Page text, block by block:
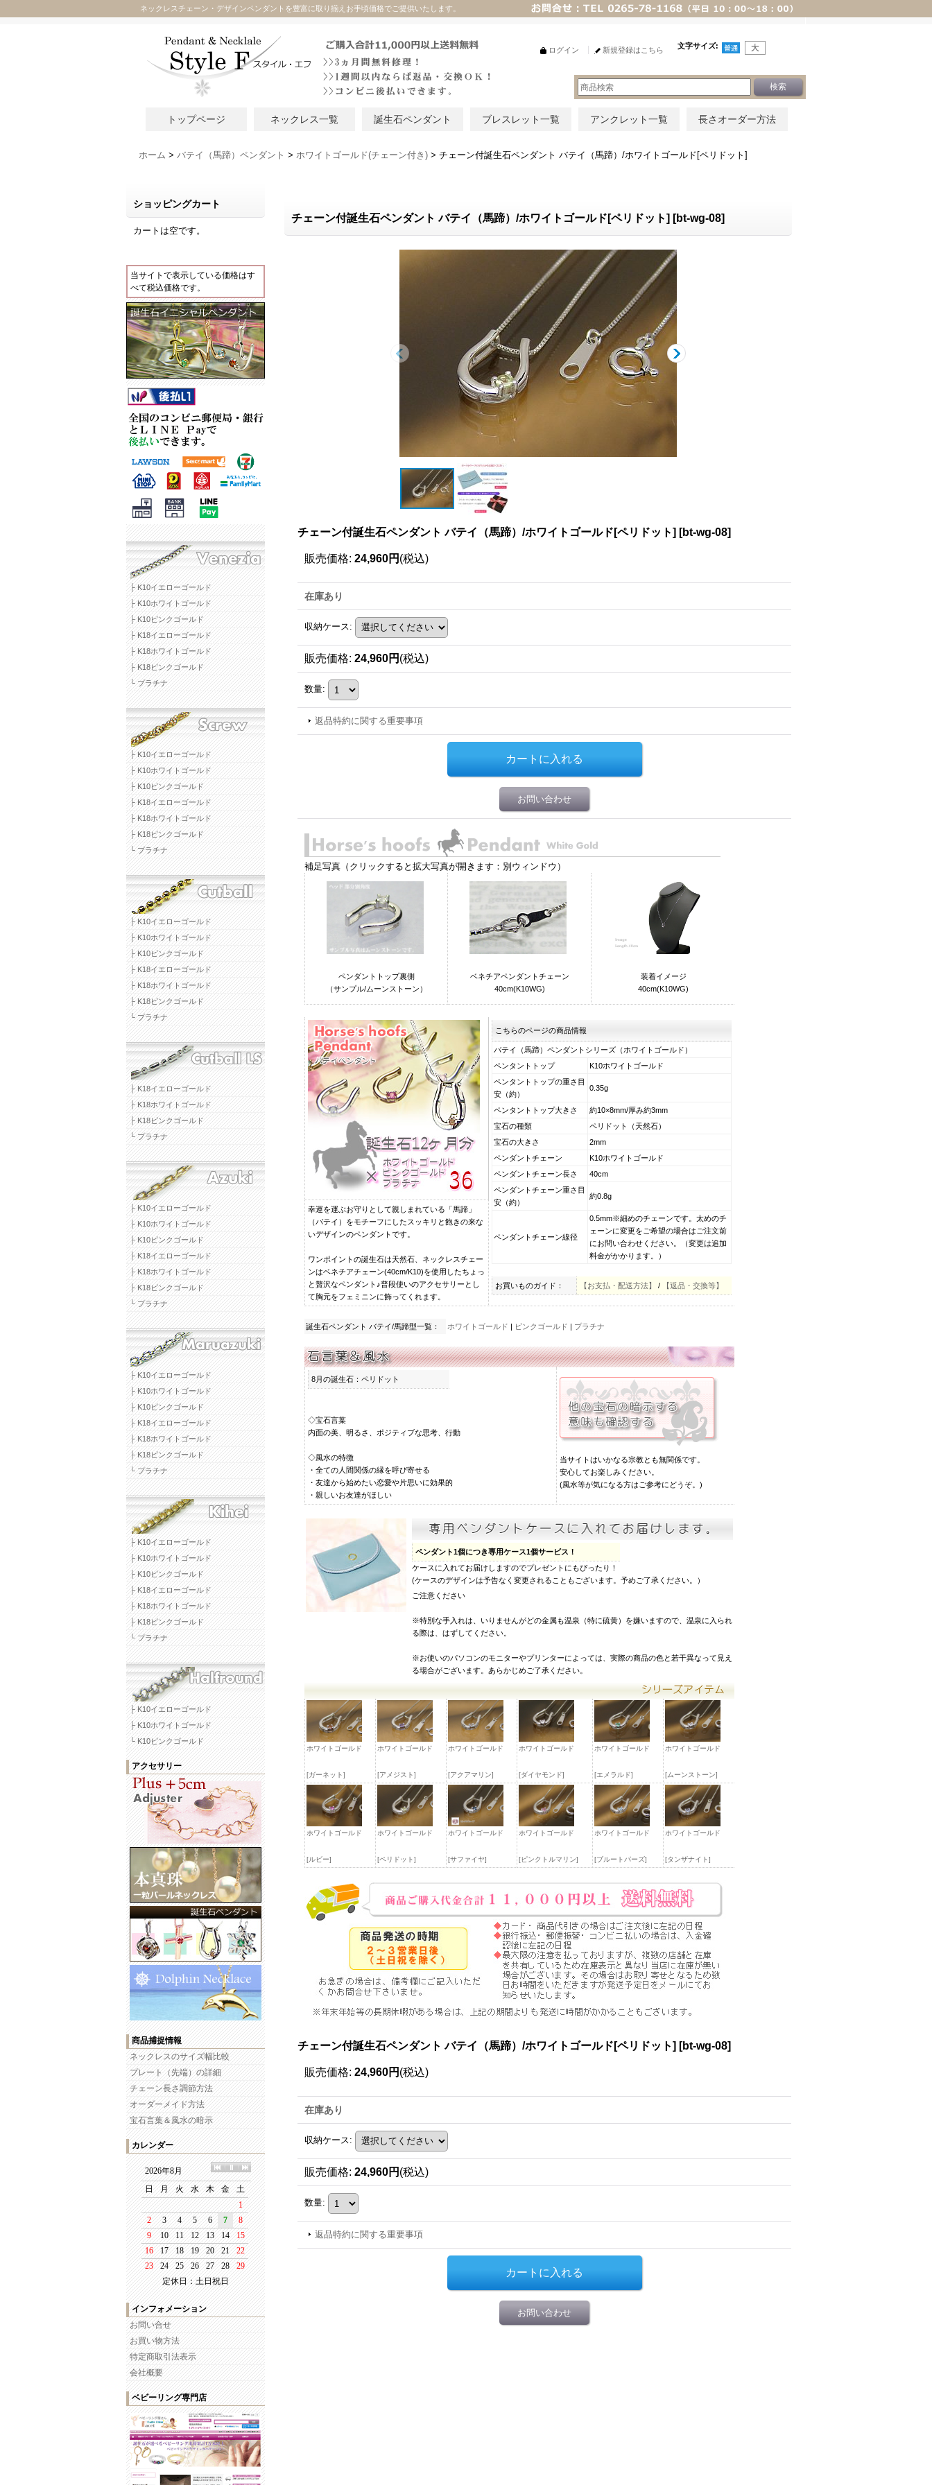
ネックレスチェーン・デザインペンダントを豊富に取り揃えお手頃価格でご提供いたします。
文字サイズ:
ログイン 新規登録はこちら
トップページ ネックレス一覧 誕生石ペンダント ブレスレット一覧 アンクレット一覧 長さオーダー方法
ホーム > バテイ（馬蹄）ペンダント > ホワイトゴールド(チェーン付き) > チェーン付誕生石ペンダント バテイ（馬蹄）/ホワイトゴールド[ペリドット]
ショッピングカート
カートは空です。
当サイトで表示している価格はす
べて税込価格です。
├ K10イエローゴールド
├ K10ホワイトゴールド
├ K10ピンクゴールド
├ K18イエローゴールド
├ K18ホワイトゴールド
├ K18ピンクゴールド
└ プラチナ
├ K10イエローゴールド
├ K10ホワイトゴールド
├ K10ピンクゴールド
├ K18イエローゴールド
├ K18ホワイトゴールド
├ K18ピンクゴールド
└ プラチナ
├ K10イエローゴールド
├ K10ホワイトゴールド
├ K10ピンクゴールド
├ K18イエローゴールド
├ K18ホワイトゴールド
├ K18ピンクゴールド
└ プラチナ
├ K18イエローゴールド
├ K18ホワイトゴールド
├ K18ピンクゴールド
└ プラチナ
├ K10イエローゴールド
├ K10ホワイトゴールド
├ K10ピンクゴールド
├ K18イエローゴールド
├ K18ホワイトゴールド
├ K18ピンクゴールド
└ プラチナ
├ K10イエローゴールド
├ K10ホワイトゴールド
├ K10ピンクゴールド
├ K18イエローゴールド
├ K18ホワイトゴールド
├ K18ピンクゴールド
└ プラチナ
├ K10イエローゴールド
├ K10ホワイトゴールド
├ K10ピンクゴールド
├ K18イエローゴールド
├ K18ホワイトゴールド
├ K18ピンクゴールド
└ プラチナ
├ K10イエローゴールド
├ K10ホワイトゴールド
└ K10ピンクゴールド
アクセサリー
商品捕捉情報
ネックレスのサイズ幅比較
プレート（先端）の詳細
チェーン長さ調節方法
オーダーメイド方法
宝石言葉＆風水の暗示
カレンダー
定休日：土日祝日
インフォメーション
お問い合せ
お買い物方法
特定商取引法表示
会社概要
ベビーリング専門店
チェーン付誕生石ペンダント バテイ（馬蹄）/ホワイトゴールド[ペリドット] [bt-wg-08]
チェーン付誕生石ペンダント バテイ（馬蹄）/ホワイトゴールド[ペリドット] [bt-wg-08]
販売価格: 24,960円 (税込)
在庫あり
収納ケース:
販売価格: 24,960円 (税込)
数量:
返品特約に関する重要事項
お問い合わせ
補足写真（クリックすると拡大写真が開きます：別ウィンドウ）
ペンダントトップ裏側
（サンプル/ムーンストーン）
ベネチアペンダントチェーン
40cm(K10WG)
装着イメージ
40cm(K10WG)
こちらのページの商品情報
バテイ（馬蹄）ペンダントシリーズ（ホワイトゴールド）
ペンタントトップ
K10ホワイトゴールド
ペンタントトップの重さ目
安（約）
0.35g
ペンタントトップ大きさ
約10×8mm/厚み約3mm
宝石の種類
ペリドット（天然石）
宝石の大きさ
2mm
ペンダントチェーン
K10ホワイトゴールド
ペンダントチェーン長さ
40cm
ペンダントチェーン重さ目
安（約）
約0.8g
ペンダントチェーン線径
0.5mm※細めのチェーンです。太めのチ
ェーンに変更をご希望の場合はご注文前
にお問い合わせください。（変更は追加
料金がかかります。）
お買いものガイド： 【お支払・配送方法】 / 【返品・交換等】
幸運を運ぶお守りとして親しまれている「馬蹄」
（バテイ）をモチーフにしたスッキリと飽きの来な
いデザインのペンダントです。
ワンポイントの誕生石は天然石、ネックレスチェー
ンはベネチアチェーン(40cm/K10)を使用したちょっ
と贅沢なペンダント♪普段使いのアクセサリーとし
て胸元をフェミニンに飾ってくれます。
誕生石ペンダント バテイ/馬蹄型一覧： ホワイトゴールド | ピンクゴールド | プラチナ
8月の誕生石：ペリドット
◇宝石言葉
内面の美、明るさ、ポジティブな思考、行動
◇風水の特徴
・全ての人間関係の縁を呼び寄せる
・友達から始めたい恋愛や片思いに効果的
・親しいお友達がほしい
当サイトはいかなる宗教とも無関係です。
安心してお楽しみください。
(風水等が気になる方はご参考にどうぞ。)
ペンダント1個につき専用ケース1個サービス！
ケースに入れてお届けしますのでプレゼントにもぴったり！
(ケースのデザインは予告なく変更されることもございます。予めご了承ください。）
ご注意ください
※特別な手入れは、いりませんがどの金属も温泉（特に硫黄）を嫌いますので、温泉に入られ
る際は、はずしてください。
※お使いのパソコンのモニターやプリンターによっては、実際の商品の色と若干異なって見え
る場合がございます。あらかじめご了承ください。
ホワイトゴールド
[ガーネット]
ホワイトゴールド
[アメジスト]
ホワイトゴールド
[アクアマリン]
ホワイトゴールド
[ダイヤモンド]
ホワイトゴールド
[エメラルド]
ホワイトゴールド
[ムーンストーン]
ホワイトゴールド
[ルビー]
ホワイトゴールド
[ペリドット]
ホワイトゴールド
[サファイヤ]
ホワイトゴールド
[ピンクトルマリン]
ホワイトゴールド
[ブルートパーズ]
ホワイトゴールド
[タンザナイト]
チェーン付誕生石ペンダント バテイ（馬蹄）/ホワイトゴールド[ペリドット] [bt-wg-08]
販売価格: 24,960円 (税込)
在庫あり
収納ケース:
販売価格: 24,960円 (税込)
数量:
返品特約に関する重要事項
お問い合わせ